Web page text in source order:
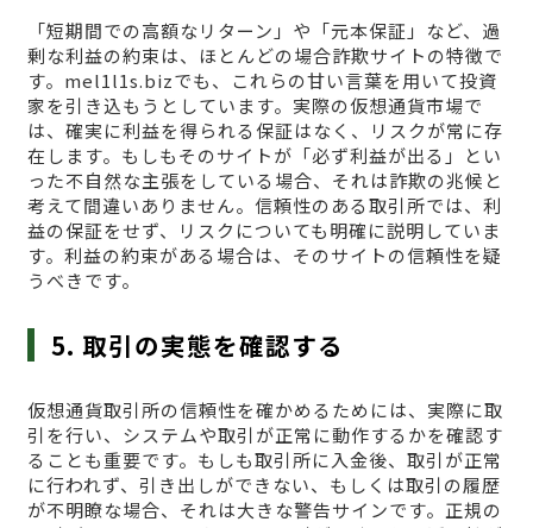
「短期間での高額なリターン」や「元本保証」など、過
剰な利益の約束は、ほとんどの場合詐欺サイトの特徴で
す。mel1l1s.bizでも、これらの甘い言葉を用いて投資
家を引き込もうとしています。実際の仮想通貨市場で
は、確実に利益を得られる保証はなく、リスクが常に存
在します。もしもそのサイトが「必ず利益が出る」とい
った不自然な主張をしている場合、それは詐欺の兆候と
考えて間違いありません。信頼性のある取引所では、利
益の保証をせず、リスクについても明確に説明していま
す。利益の約束がある場合は、そのサイトの信頼性を疑
うべきです。
5. 取引の実態を確認する
仮想通貨取引所の信頼性を確かめるためには、実際に取
引を行い、システムや取引が正常に動作するかを確認す
ることも重要です。もしも取引所に入金後、取引が正常
に行われず、引き出しができない、もしくは取引の履歴
が不明瞭な場合、それは大きな警告サインです。正規の